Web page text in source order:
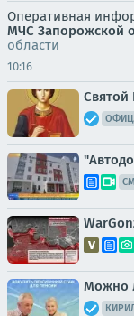
Оперативная
МЧС Запорожской
области
10:16
Святой
ОФИЦ.
Можно